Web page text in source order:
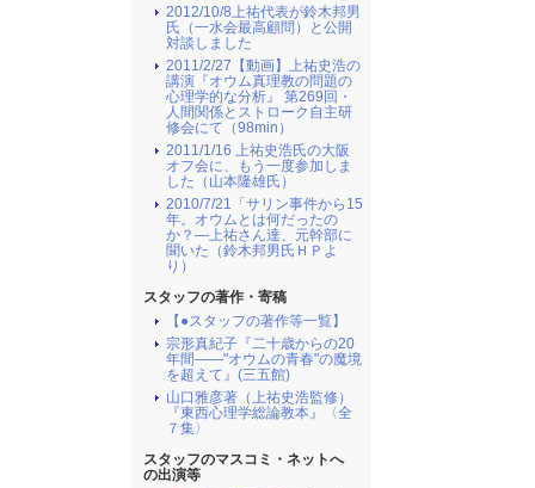
2012/10/8上祐代表が鈴木邦男
氏（一水会最高顧問）と公開
対談しました
2011/2/27【動画】上祐史浩の
講演『オウム真理教の問題の
心理学的な分析』 第269回・
人間関係とストローク自主研
修会にて（98min）
2011/1/16 上祐史浩氏の大阪
オフ会に、もう一度参加しま
した（山本隆雄氏）
2010/7/21「サリン事件から15
年。オウムとは何だったの
か？―上祐さん達、元幹部に
聞いた（鈴木邦男氏ＨＰよ
り）
スタッフの著作・寄稿
【●スタッフの著作等一覧】
宗形真紀子『二十歳からの20
年間――"オウムの青春"の魔境
を超えて』(三五館)
山口雅彦著（上祐史浩監修）
『東西心理学総論教本』〈全
７集〉
スタッフのマスコミ・ネットへ
の出演等